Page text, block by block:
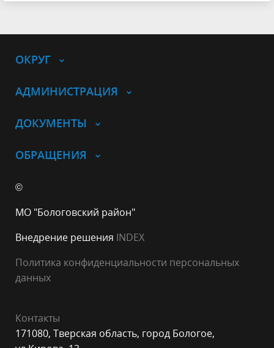
ОКРУГ
АДМИНИСТРАЦИЯ
ДОКУМЕНТЫ
ОБРАЩЕНИЯ
©
МО "Бологовский район"
Внедрение решения INDEX
Политика конфиденциальности персональных
данных
Контакты
171080, Тверская область, город Бологое,